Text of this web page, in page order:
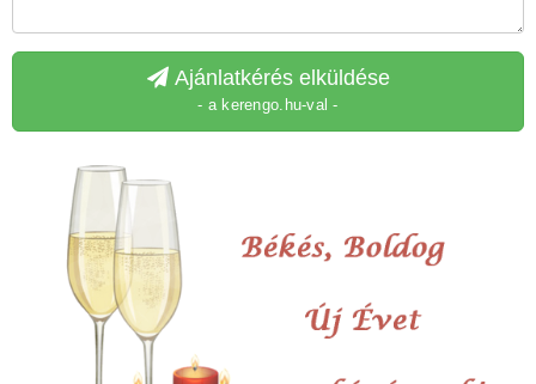
Ajánlatkérés elküldése
- a kerengo.hu-val -